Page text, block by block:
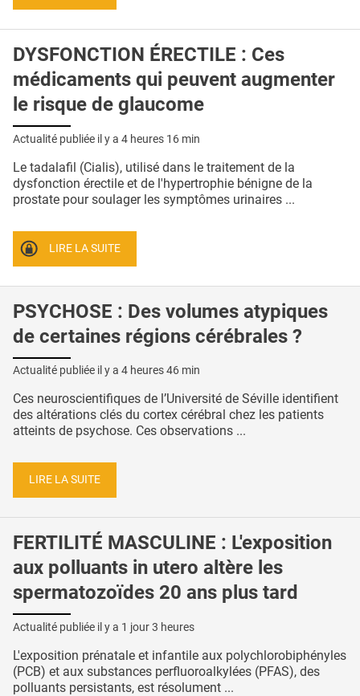
CRÉDITS
DYSFONCTION ÉRECTILE : Ces
médicaments qui peuvent augmenter
le risque de glaucome
Actualité publiée il y a 4 heures 16 min
Le tadalafil (Cialis), utilisé dans le traitement de la
dysfonction érectile et de l'hypertrophie bénigne de la
prostate pour soulager les symptômes urinaires ...
LIRE LA SUITE
PSYCHOSE : Des volumes atypiques
de certaines régions cérébrales ?
Actualité publiée il y a 4 heures 46 min
Ces neuroscientifiques de l’Université de Séville identifient
des altérations clés du cortex cérébral chez les patients
atteints de psychose. Ces observations ...
LIRE LA SUITE
FERTILITÉ MASCULINE : L'exposition
aux polluants in utero altère les
spermatozoïdes 20 ans plus tard
Actualité publiée il y a 1 jour 3 heures
L'exposition prénatale et infantile aux polychlorobiphényles
(PCB) et aux substances perfluoroalkylées (PFAS), des
polluants persistants, est résolument ...